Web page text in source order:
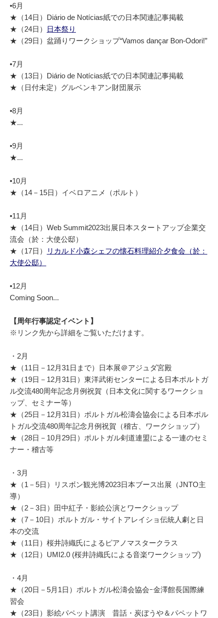
•6月
★（14日）Diário de Notícias紙での日本関連記事掲載
★（24日）
日本祭り
★（29日）盆踊りワークショップ“Vamos dançar Bon-Odori!”
•7月
★（13日）Diário de Notícias紙での日本関連記事掲載
★（日付未定）グルベンキアン財団展示
•8月
★...
•9月
★...
•10月
★（14－15日）イベロアニメ（ポルト）
•11月
★（14日）Web Summit2023出展日本スタートアップ企業交
流会（於：大使公邸）
★（17日）
リカルド小森シェフの懐石料理紹介夕食会（於：
大使公邸）
•12月
Coming Soon...
【周年行事認定イベント】
※リンク先から詳細をご覧いただけます。
・2月
★（11日－12月31日まで）日本展＠アジュダ宮殿
★（19日－12月31日）東洋武術センターによる日本ポルトガ
ル交流480周年記念月例祝賀（日本文化に関するワークショ
ップ、セミナー等）
★（25日－12月31日）ポルトガル松濤会協会による日本ポル
トガル交流480周年記念月例祝賀（稽古、ワークショップ）
★（28日－10月29日）ポルトガル剣道連盟による一連のセミ
ナー・稽古等
・3月
★（1－5日）リスボン観光博2023日本ブース出展（JNTO主
導）
★（2－3日）田中紅子・影絵公演とワークショップ
★（7－10日）ポルトガル・サイトアレイショ伝統人劇と日
本の交流
★（11日）桜井詩織氏によるピアノマスタークラス
★（12日）UMI2.0 (桜井詩織氏による音楽ワークショップ)
・4月
★（20日－5月1日）ポルトガル松濤会協会ｰ金澤館長国際練
習会
★（23日）影絵パペット講演 昔話・炭ぼうや＆パペットワ